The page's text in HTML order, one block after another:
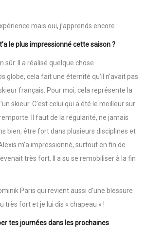
mais oui, j’apprends encore.
le plus impressionné cette saison ?
sûr. Il a réalisé quelque chose
globe, cela fait une éternité qu’il n’avait pas
français. Pour moi, cela représente la
skieur. C’est celui qui a été le meilleur sur
Il faut de la régularité, ne jamais
bien, être fort dans plusieurs disciplines et
m’a impressionné, surtout en fin de
très fort. Il a su se remobiliser à la fin
Paris qui revient aussi d’une blessure
très fort et je lui dis « chapeau » !
tes journées dans les prochaines